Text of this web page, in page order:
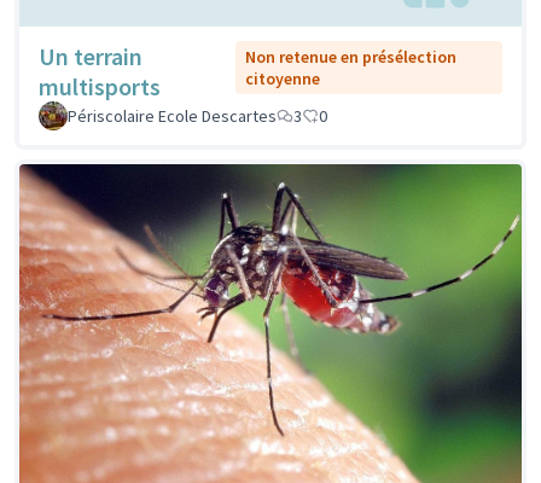
Un terrain
multisports
Non retenue en présélection
citoyenne
Périscolaire Ecole Descartes
3 0